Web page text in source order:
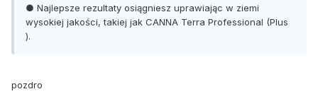
● Najlepsze rezultaty osiągniesz uprawiając w ziemi
wysokiej jakości, takiej jak CANNA Terra Professional (Plus
).
pozdro